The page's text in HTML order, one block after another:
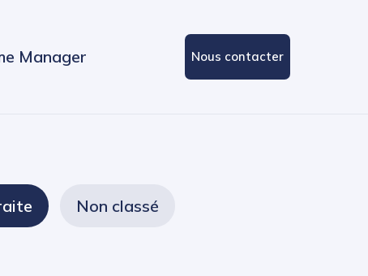
Manager Nous contacter
Non classé